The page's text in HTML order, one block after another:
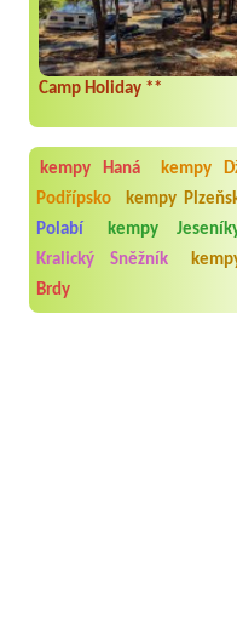
Camp Holiday **
kempy Haná
kempy
Podřípsko
kempy
Polabí
kempy
Kralický Sněžník
Brdy